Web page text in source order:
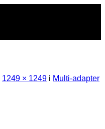
1249 × 1249 i Multi-adapter